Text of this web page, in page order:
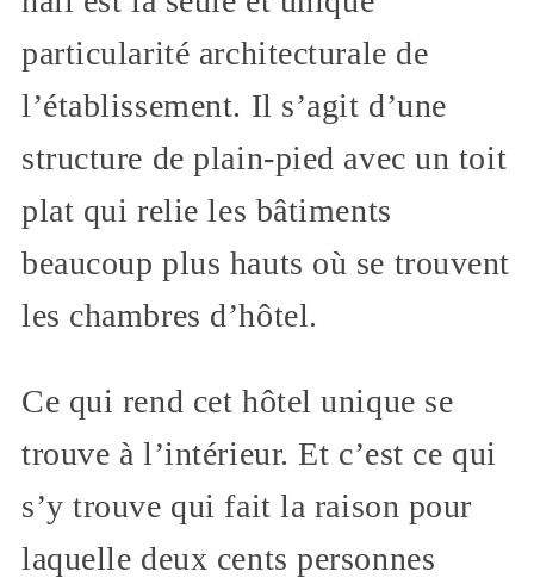
particularité architecturale de
l’établissement. Il s’agit d’une
structure de plain-pied avec un toit
plat qui relie les bâtiments
beaucoup plus hauts où se trouvent
les chambres d’hôtel.
Ce qui rend cet hôtel unique se
trouve à l’intérieur. Et c’est ce qui
s’y trouve qui fait la raison pour
laquelle deux cents personnes